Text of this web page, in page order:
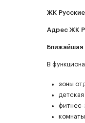
ЖК
Адрес ЖК
Ближайшая
В
зоны
фитнес-